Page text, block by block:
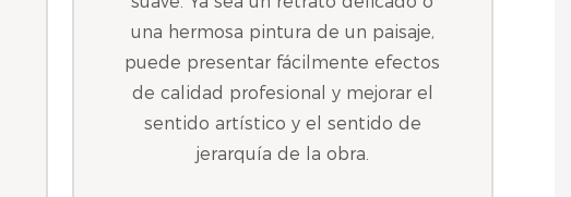
una hermosa pintura de un paisaje,
puede presentar fácilmente efectos
de calidad profesional y mejorar el
sentido artístico y el sentido de
jerarquía de la obra.